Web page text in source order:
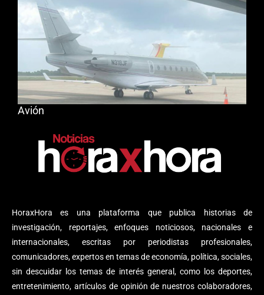
HoraxHora es una plataforma que publica historias de
investigación, reportajes, enfoques noticiosos, nacionales e
internacionales, escritas por periodistas profesionales,
comunicadores, expertos en temas de economía, política, sociales,
sin descuidar los temas de interés general, como los deportes,
entretenimiento, artículos de opinión de nuestros colaboradores,
Avión